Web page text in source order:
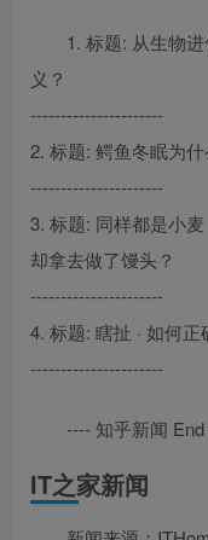
1. 标题: 从生物
义？
----------------------
2. 标题: 鳄鱼冬眠为
----------------------
3. 标题: 同样都是小
却拿去做了馒头？
----------------------
4. 标题: 瞎扯 · 如何正
----------------------
---- 知乎新闻
IT之家新闻